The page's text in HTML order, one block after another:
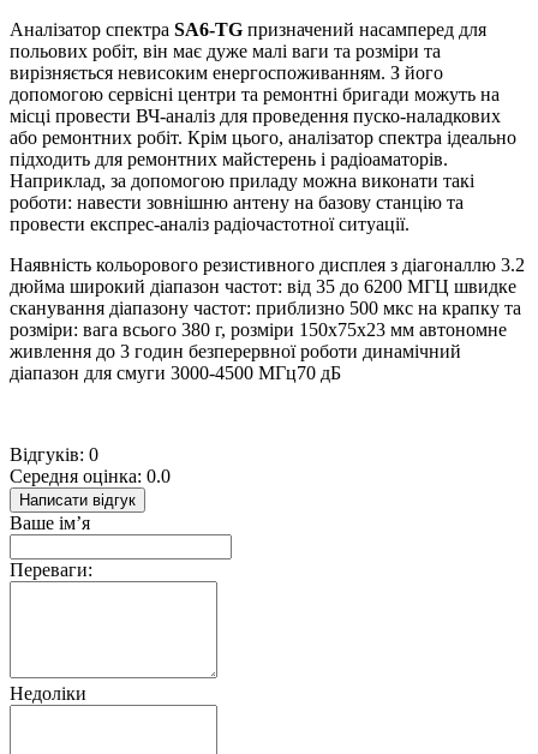
Аналізатор спектра SA6-TG призначений насамперед для
польових робіт, він має дуже малі ваги та розміри та
вирізняється невисоким енергоспоживанням. З його
допомогою сервісні центри та ремонтні бригади можуть на
місці провести ВЧ-аналіз для проведення пуско-наладкових
або ремонтних робіт. Крім цього, аналізатор спектра ідеально
підходить для ремонтних майстерень і радіоаматорів.
Наприклад, за допомогою приладу можна виконати такі
роботи: навести зовнішню антену на базову станцію та
провести експрес-аналіз радіочастотної ситуації.
Наявність кольорового резистивного дисплея з діагоналлю 3.2
дюйма широкий діапазон частот: від 35 до 6200 МГЦ швидке
сканування діапазону частот: приблизно 500 мкс на крапку та
розміри: вага всього 380 г, розміри 150х75х23 мм автономне
живлення до 3 годин безперервної роботи динамічний
діапазон для смуги 3000-4500 МГц70 дБ
Відгуків: 0
Середня оцінка: 0.0
Написати відгук
Ваше ім’я
Переваги:
Недоліки